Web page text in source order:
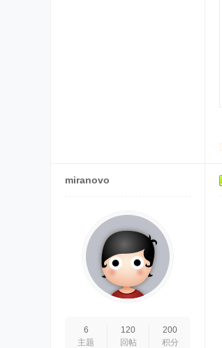
miranovo
6
主题
120
回帖
200
积分